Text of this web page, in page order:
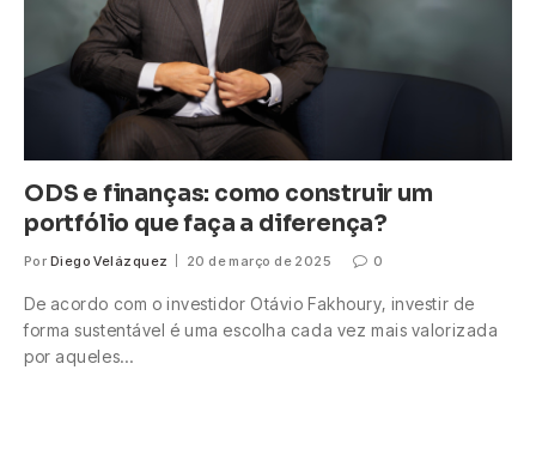
ODS e finanças: como construir um
portfólio que faça a diferença?
Por Diego Velázquez 20 de março de 2025 0
De acordo com o investidor Otávio Fakhoury, investir de
forma sustentável é uma escolha cada vez mais valorizada
por aqueles…